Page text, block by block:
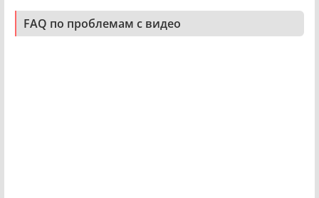
FAQ по проблемам с видео